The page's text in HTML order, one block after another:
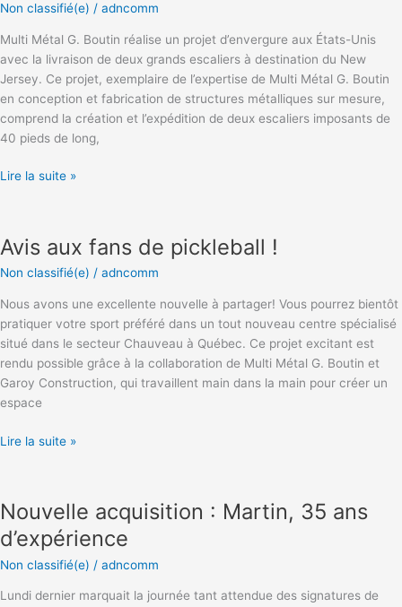
Non classifié(e) / adncomm
Multi Métal G. Boutin réalise un projet d’envergure aux États-Unis
avec la livraison de deux grands escaliers à destination du New
Jersey. Ce projet, exemplaire de l’expertise de Multi Métal G. Boutin
en conception et fabrication de structures métalliques sur mesure,
comprend la création et l’expédition de deux escaliers imposants de
40 pieds de long,
le
Lire la suite »
Avis aux fans de pickleball !
Non classifié(e) / adncomm
Nous avons une excellente nouvelle à partager! Vous pourrez bientôt
pratiquer votre sport préféré dans un tout nouveau centre spécialisé
situé dans le secteur Chauveau à Québec. Ce projet excitant est
rendu possible grâce à la collaboration de Multi Métal G. Boutin et
Garoy Construction, qui travaillent main dans la main pour créer un
espace
fans
!
Lire la suite »
Nouvelle acquisition : Martin, 35 ans
d’expérience
Non classifié(e) / adncomm
Lundi dernier marquait la journée tant attendue des signatures de
:
Martin,
35
ans
d’expérience